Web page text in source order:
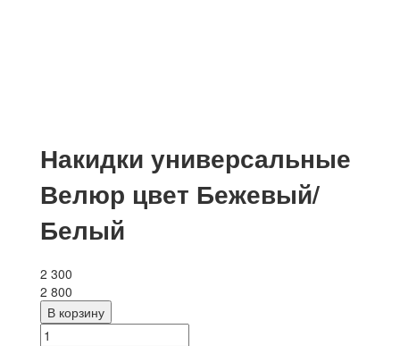
Накидки универсальные
Велюр цвет Бежевый/
Белый
2 300
2 800
В корзину